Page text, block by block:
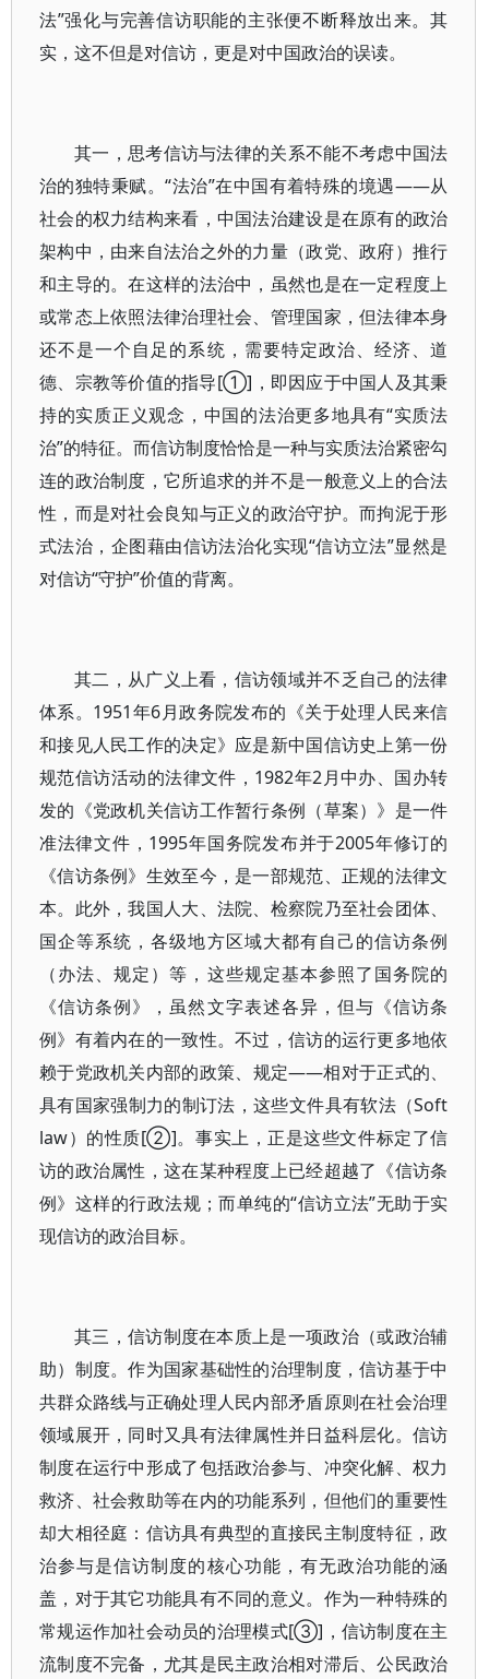
法”强化与完善信访职能的主张便不断释放出来。其
实，这不但是对信访，更是对中国政治的误读。
其一，思考信访与法律的关系不能不考虑中国法
治的独特秉赋。“法治”在中国有着特殊的境遇——从
社会的权力结构来看，中国法治建设是在原有的政治
架构中，由来自法治之外的力量（政党、政府）推行
和主导的。在这样的法治中，虽然也是在一定程度上
或常态上依照法律治理社会、管理国家，但法律本身
还不是一个自足的系统，需要特定政治、经济、道
德、宗教等价值的指导[①]，即因应于中国人及其秉
持的实质正义观念，中国的法治更多地具有“实质法
治”的特征。而信访制度恰恰是一种与实质法治紧密勾
连的政治制度，它所追求的并不是一般意义上的合法
性，而是对社会良知与正义的政治守护。而拘泥于形
式法治，企图藉由信访法治化实现“信访立法”显然是
对信访“守护”价值的背离。
其二，从广义上看，信访领域并不乏自己的法律
体系。1951年6月政务院发布的《关于处理人民来信
和接见人民工作的决定》应是新中国信访史上第一份
规范信访活动的法律文件，1982年2月中办、国办转
发的《党政机关信访工作暂行条例（草案）》是一件
准法律文件，1995年国务院发布并于2005年修订的
《信访条例》生效至今，是一部规范、正规的法律文
本。此外，我国人大、法院、检察院乃至社会团体、
国企等系统，各级地方区域大都有自己的信访条例
（办法、规定）等，这些规定基本参照了国务院的
《信访条例》，虽然文字表述各异，但与《信访条
例》有着内在的一致性。不过，信访的运行更多地依
赖于党政机关内部的政策、规定——相对于正式的、
具有国家强制力的制订法，这些文件具有软法（Soft
law）的性质[②]。事实上，正是这些文件标定了信
访的政治属性，这在某种程度上已经超越了《信访条
例》这样的行政法规；而单纯的“信访立法”无助于实
现信访的政治目标。
其三，信访制度在本质上是一项政治（或政治辅
助）制度。作为国家基础性的治理制度，信访基于中
共群众路线与正确处理人民内部矛盾原则在社会治理
领域展开，同时又具有法律属性并日益科层化。信访
制度在运行中形成了包括政治参与、冲突化解、权力
救济、社会救助等在内的功能系列，但他们的重要性
却大相径庭：信访具有典型的直接民主制度特征，政
治参与是信访制度的核心功能，有无政治功能的涵
盖，对于其它功能具有不同的意义。作为一种特殊的
常规运作加社会动员的治理模式[③]，信访制度在主
流制度不完备，尤其是民主政治相对滞后、公民政治